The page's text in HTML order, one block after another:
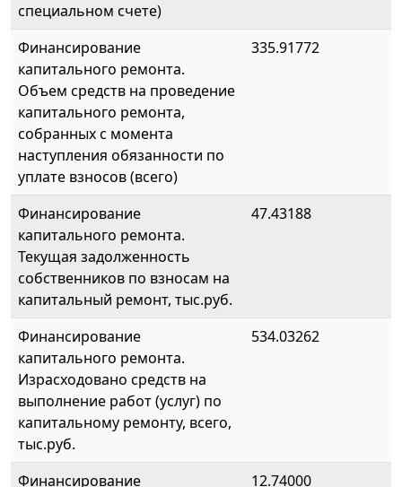
специальном счете)
Финансирование
капитального ремонта.
Объем средств на проведение
капитального ремонта,
собранных с момента
наступления обязанности по
уплате взносов (всего)
335.91772
Финансирование
капитального ремонта.
Текущая задолженность
собственников по взносам на
капитальный ремонт, тыс.руб.
47.43188
Финансирование
капитального ремонта.
Израсходовано средств на
выполнение работ (услуг) по
капитальному ремонту, всего,
тыс.руб.
534.03262
Финансирование 12.74000